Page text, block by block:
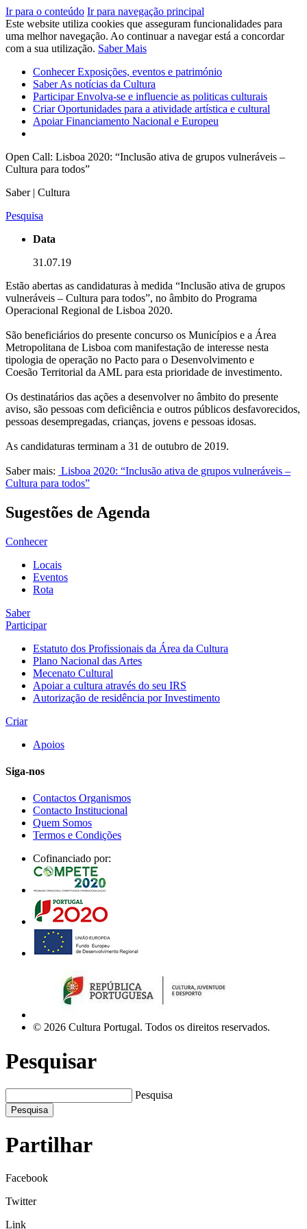
Ir para o conteúdo Ir para navegação principal
Este website utiliza cookies que asseguram funcionalidades para
uma melhor navegação. Ao continuar a navegar está a concordar
com a sua utilização. Saber Mais
ConhecerExposições, eventos e património
SaberAs notícias da Cultura
ParticiparEnvolva-se e influencie as politicas culturais
CriarOportunidades para a atividade artística e cultural
ApoiarFinanciamento Nacional e Europeu
Open Call: Lisboa 2020: “Inclusão ativa de grupos vulneráveis –
Cultura para todos”
Saber | Cultura
Pesquisa
Data
31.07.19
Estão abertas as candidaturas à medida “Inclusão ativa de grupos
vulneráveis – Cultura para todos”, no âmbito do Programa
Operacional Regional de Lisboa 2020.
São beneficiários do presente concurso os Municípios e a Área
Metropolitana de Lisboa com manifestação de interesse nesta
tipologia de operação no Pacto para o Desenvolvimento e
Coesão Territorial da AML para esta prioridade de investimento.
Os destinatários das ações a desenvolver no âmbito do presente
aviso, são pessoas com deficiência e outros públicos desfavorecidos,
pessoas desempregadas, crianças, jovens e pessoas idosas.
As candidaturas terminam a 31 de outubro de 2019.
Saber mais: Lisboa 2020: “Inclusão ativa de grupos vulneráveis –
Cultura para todos”
Sugestões de Agenda
Conhecer
Locais
Eventos
Rota
Saber
Participar
Estatuto dos Profissionais da Área da Cultura
Plano Nacional das Artes
Mecenato Cultural
Apoiar a cultura através do seu IRS
Autorização de residência por Investimento
Criar
Apoios
Siga-nos
Contactos Organismos
Contacto Institucional
Quem Somos
Termos e Condições
Cofinanciado por:
© 2026 Cultura Portugal. Todos os direitos reservados.
Pesquisar
Pesquisa
Pesquisa
Partilhar
Facebook
Twitter
Link